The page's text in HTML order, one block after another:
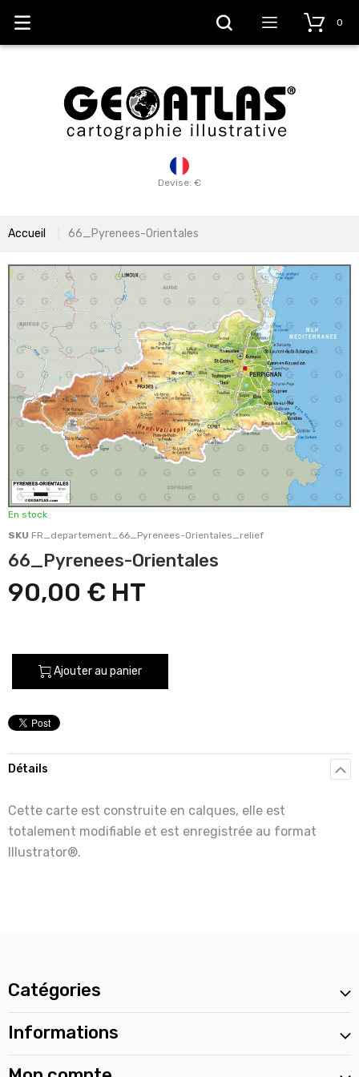
Devise: €
0
Accueil 66_Pyrenees-Orientales
En stock
SKU FR_departement_66_Pyrenees-Orientales_relief
66_Pyrenees-Orientales
90,00 €
Ajouter au panier
Détails
Cette carte est construite en calques, elle est
totalement modifiable et est enregistrée au format
Illustrator®.
Catégories
Informations